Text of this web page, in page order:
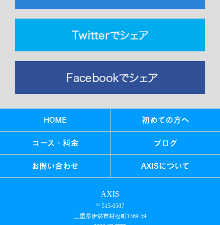
HOME 初めての方へ
コース・料金 ブログ
お問い合わせ AXISについて
AXIS
〒515-0507
三重県伊勢市村松町1369-59